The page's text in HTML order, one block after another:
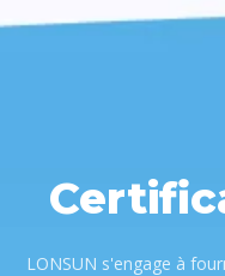
LONSUN s'engage à